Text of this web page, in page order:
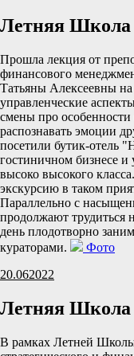
Летняя
Прошла лекция от
финансового
Татьяны Алексеевны
управленческие
смены про
распознавать эмоции
посетили бутик-отель
гостиничном бизнесе и
высоко высокого
экскурсию в таком
Параллельно с
продолжают трудиться
день плодотворно
кураторами.
Фото
20.062022
Летняя
В рамках Летней